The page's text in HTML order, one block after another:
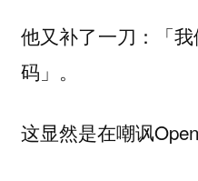
他又补了一刀：「
码」。
这显然是在嘲讽